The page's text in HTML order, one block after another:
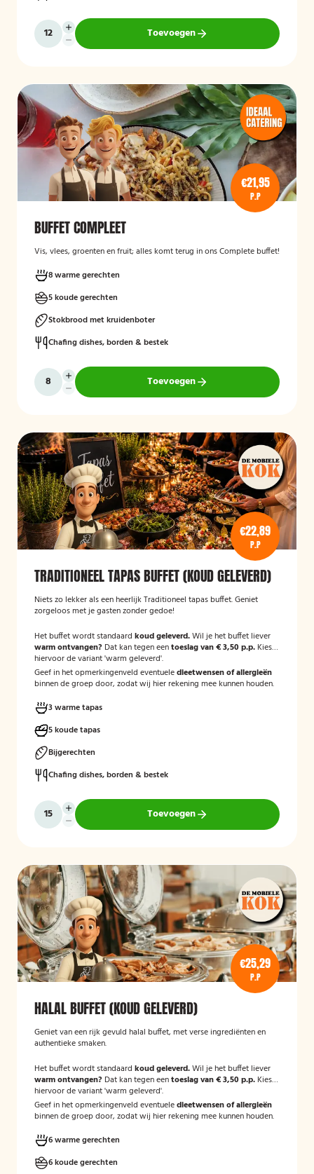
Toevoegen
€21,95
P.P
BUFFET COMPLEET
Vis, vlees, groenten en fruit; alles komt terug in ons Complete buffet!
8 warme gerechten
5 koude gerechten
Stokbrood met kruidenboter
Chafing dishes, borden & bestek
Toevoegen
€22,89
P.P
TRADITIONEEL TAPAS BUFFET (KOUD GELEVERD)
Niets zo lekker als een heerlijk Traditioneel tapas buffet. Geniet
zorgeloos met je gasten zonder gedoe!
Het buffet wordt standaard koud geleverd.Wil je het buffet liever
warm ontvangen? Dat kan tegen eentoeslag van € 3,50 p.p. Kies
hiervoor de variant 'warm geleverd'.
Geef in het opmerkingenveld eventueledieetwensen of allergieën
binnen de groep door, zodat wij hier rekening mee kunnen houden.
3 warme tapas
5 koude tapas
Bijgerechten
Chafing dishes, borden & bestek
Toevoegen
€25,29
P.P
HALAL BUFFET (KOUD GELEVERD)
Geniet van een rijk gevuld halal buffet, met verse ingrediënten en
authentieke smaken.
Het buffet wordt standaard koud geleverd.Wil je het buffet liever
warm ontvangen? Dat kan tegen eentoeslag van € 3,50 p.p. Kies
hiervoor de variant 'warm geleverd'.
Geef in het opmerkingenveld eventueledieetwensen of allergieën
binnen de groep door, zodat wij hier rekening mee kunnen houden.
6 warme gerechten
6 koude gerechten